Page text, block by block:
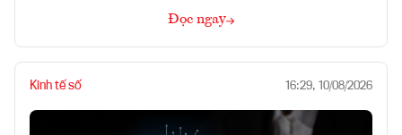
Đọc ngay
Kinh tế số 16:29, 10/08/2026